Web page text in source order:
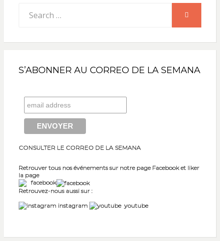
for:
SEARCH
S’ABONNER AU CORREO DE LA SEMANA
CONSULTER LE CORREO DE LA SEMANA
Retrouver tous nos événements sur notre page Facebook et liker
la page
facebook
Retrouvez-nous aussi sur :
instagram
youtube